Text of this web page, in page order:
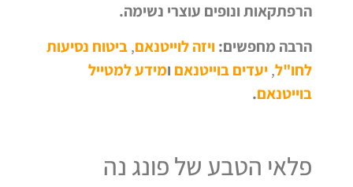
הרפתקאות ונופים עוצרי נשימה.
הרבה מחפשים:ויזה לוייטנאם,ביטוח נסיעות
לחו"ל,יעדים בוייטנאם ומידע למטייל
בוייטנאם.
פלאי הטבע של פונג נה